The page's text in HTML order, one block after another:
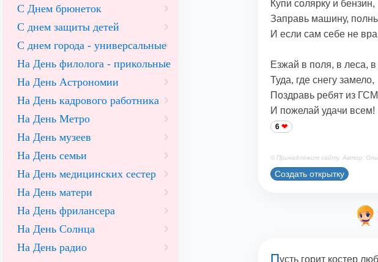
Купи солярку и бензин,
Заправь машину,
И если сам себе не
Езжай в поля, в леса, в
Туда, где снегу замело,
Поздравь ребят из ГСМ
И пожелай удачи всем!
6
© Принадлежит сайту. Автор:
Создать открытку
Пусть горит костер
С Днем брюнеток
С днем защиты детей
С днем города - универсальные
На День филолога - прикольные
На День Астрономии
На День кадрового работника
На День Метро
На День музеев
На День семьи
На День медицинских сестер
На День матери
На День фрилансера
На День Солнца
На День радио